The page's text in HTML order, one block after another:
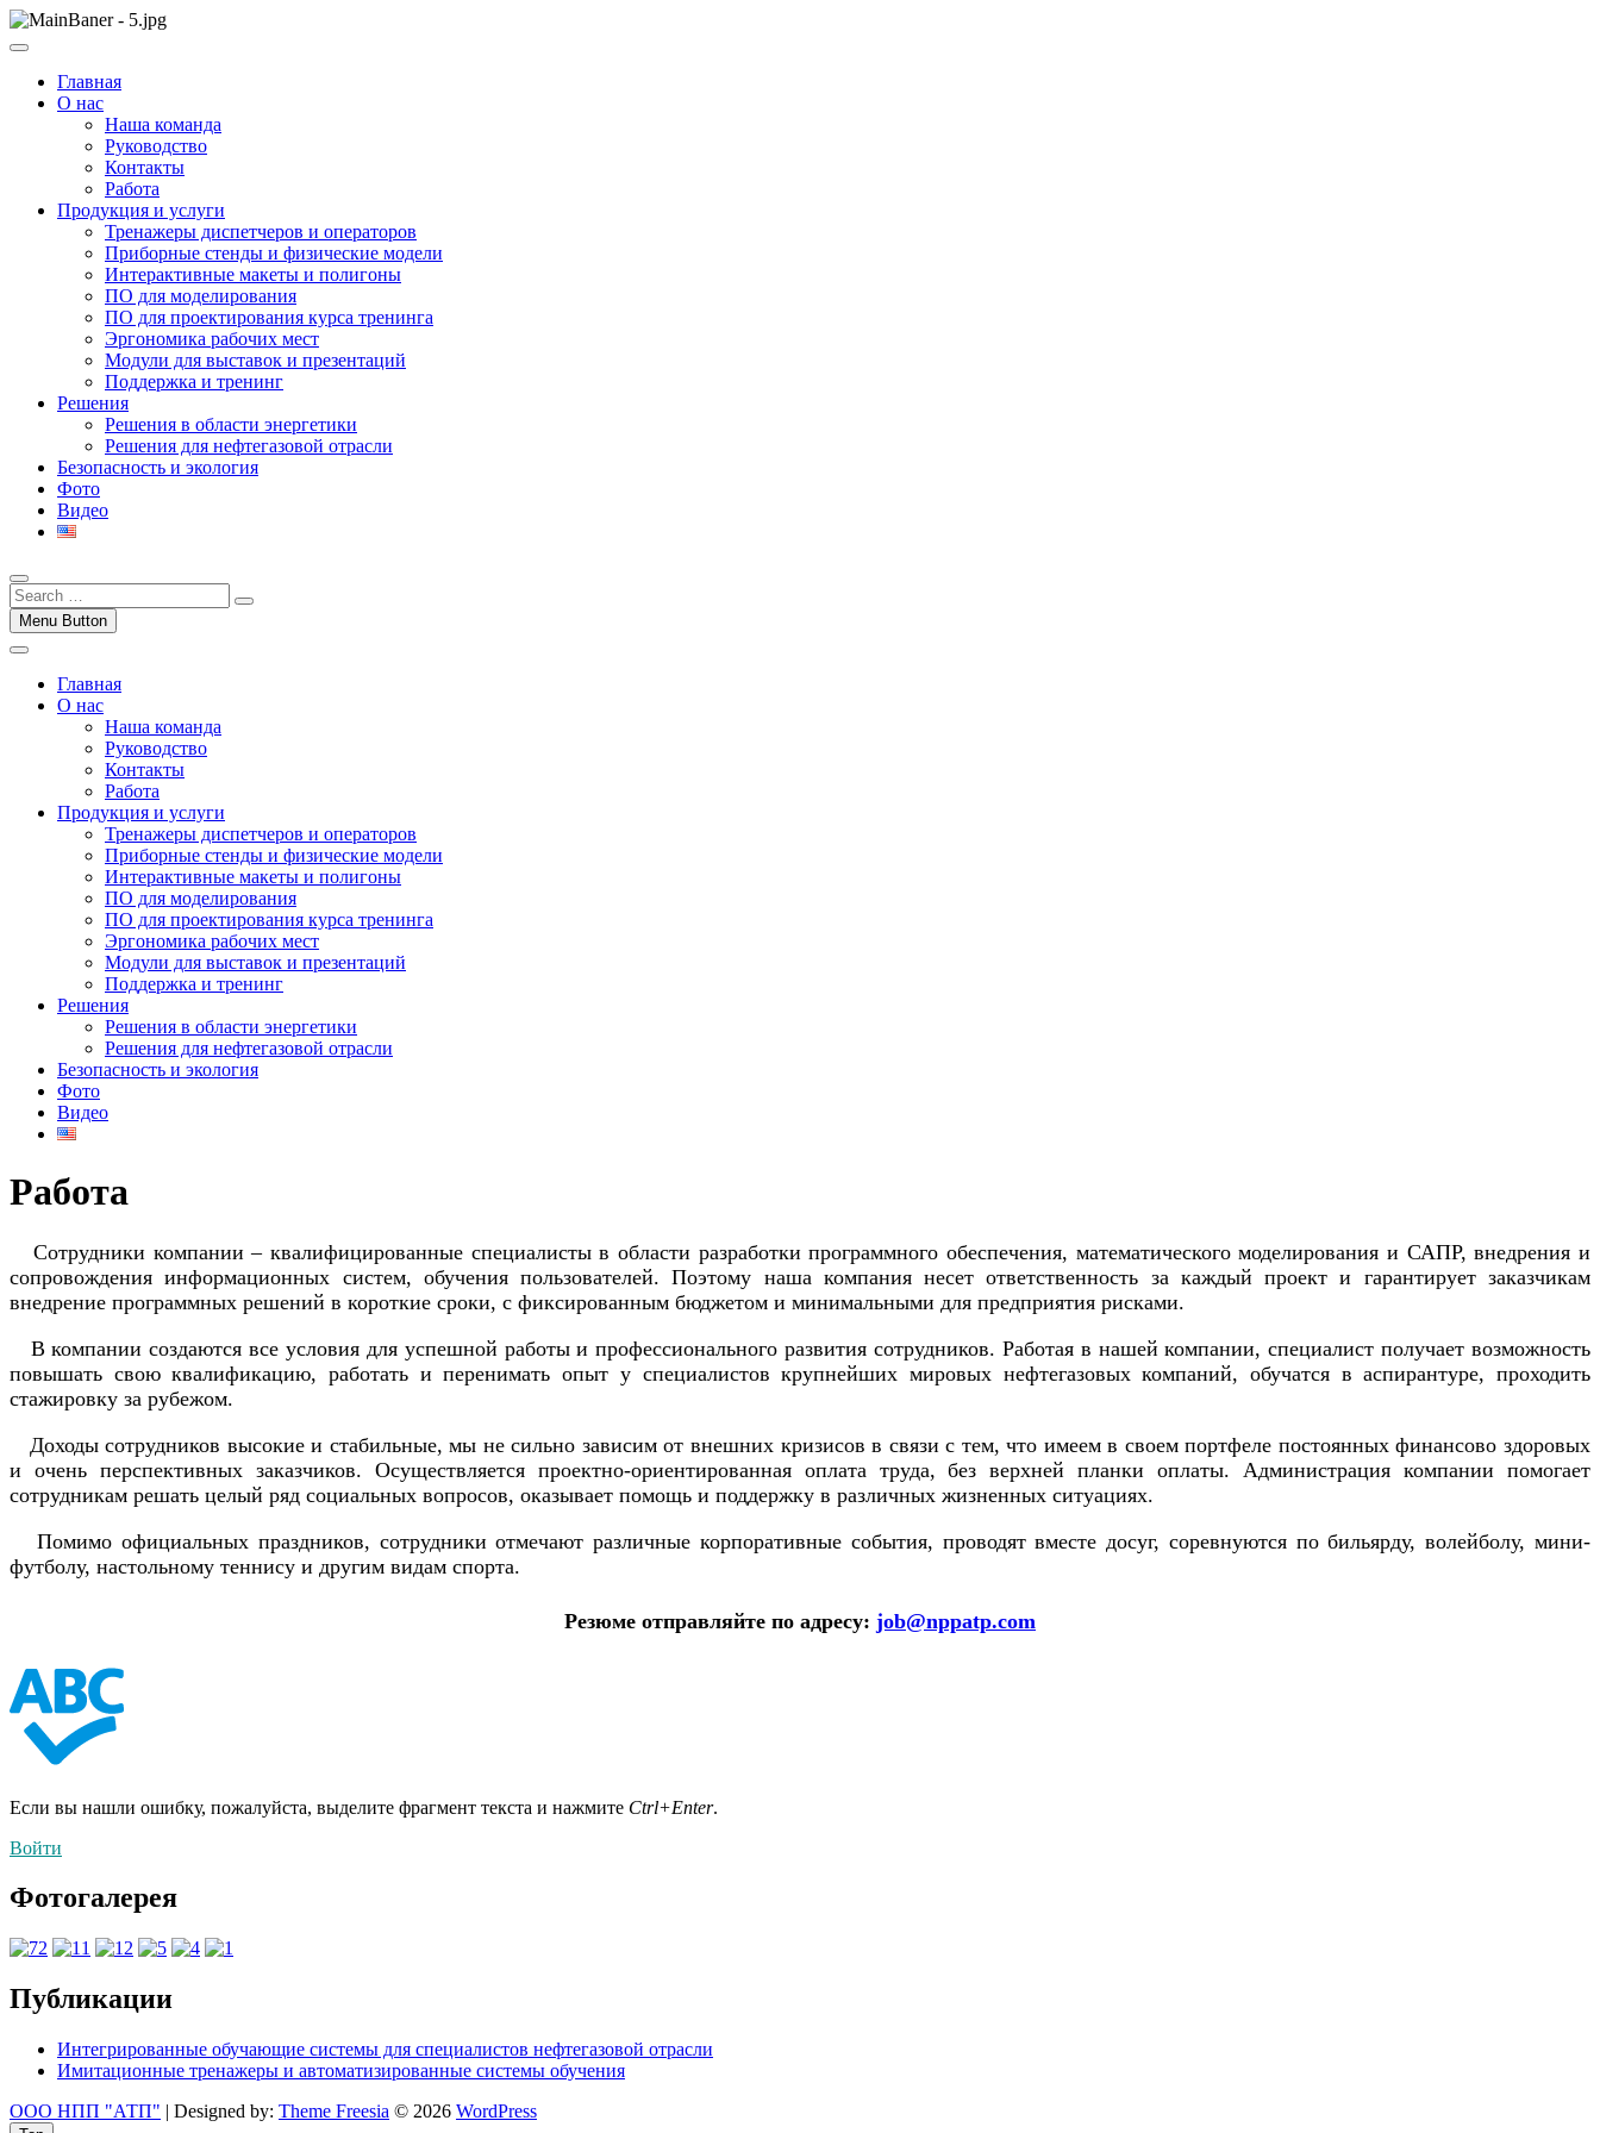
Skip
to
ООО НПП "АТП"
ООО НПП "АТП" – разработка тренажерных комплексов
Главная
О нас
Наша команда
Руководство
Контакты
Работа
Продукция и услуги
Тренажеры диспетчеров и операторов
Приборные стенды и физические модели
Интерактивные макеты и полигоны
ПО для моделирования
ПО для проектирования курса тренинга
Эргономика рабочих мест
Модули для выставок и презентаций
Поддержка и тренинг
Решения
Решения в области энергетики
Решения для нефтегазовой отрасли
Безопасность и экология
Фото
Видео
Menu Button
Главная
О нас
Наша команда
Руководство
Контакты
Работа
Продукция и услуги
Тренажеры диспетчеров и операторов
Приборные стенды и физические модели
Интерактивные макеты и полигоны
ПО для моделирования
ПО для проектирования курса тренинга
Эргономика рабочих мест
Модули для выставок и презентаций
Поддержка и тренинг
Решения
Решения в области энергетики
Решения для нефтегазовой отрасли
Безопасность и экология
Фото
Видео
Работа
Сотрудники компании – квалифицированные специалисты в области разработки программного обеспечения, математического моделирования и САПР, внедрения и
сопровождения информационных систем, обучения пользователей. Поэтому наша компания несет ответственность за каждый проект и гарантирует заказчикам
внедрение программных решений в короткие сроки, с фиксированным бюджетом и минимальными для предприятия рисками.
В компании создаются все условия для успешной работы и профессионального развития сотрудников. Работая в нашей компании, специалист получает возможность
повышать свою квалификацию, работать и перенимать опыт у специалистов крупнейших мировых нефтегазовых компаний, обучатся в аспирантуре, проходить
стажировку за рубежом.
Доходы сотрудников высокие и стабильные, мы не сильно зависим от внешних кризисов в связи с тем, что имеем в своем портфеле постоянных финансово здоровых
и очень перспективных заказчиков. Осуществляется проектно-ориентированная оплата труда, без верхней планки оплаты. Администрация компании помогает
сотрудникам решать целый ряд социальных вопросов, оказывает помощь и поддержку в различных жизненных ситуациях.
Помимо официальных праздников, сотрудники отмечают различные корпоративные события, проводят вместе досуг, соревнуются по бильярду, волейболу, мини-
футболу, настольному теннису и другим видам спорта.
Резюме отправляйте по адресу: job@nppatp.com
Если вы нашли ошибку, пожалуйста, выделите фрагмент текста и нажмите Ctrl+Enter.
Войти
Фотогалерея
Публикации
Интегрированные обучающие системы для специалистов нефтегазовой отрасли
Имитационные тренажеры и автоматизированные системы обучения
ООО НПП "АТП" | Designed by: Theme Freesia © 2026 WordPress